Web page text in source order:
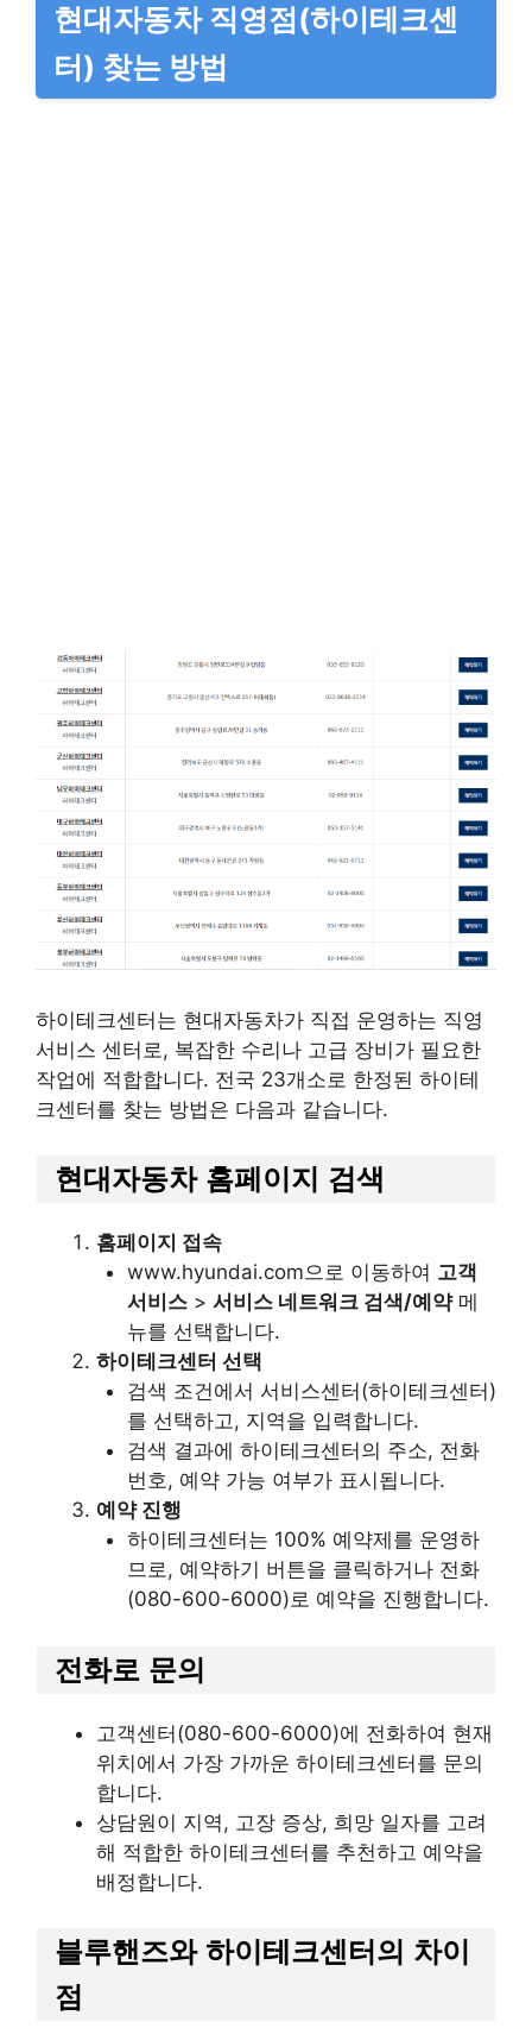
현대자동차 직영점(하이테크센
터) 찾는 방법
하이테크센터는 현대자동차가 직접 운영하는 직영
서비스 센터로, 복잡한 수리나 고급 장비가 필요한
작업에 적합합니다. 전국 23개소로 한정된 하이테
크센터를 찾는 방법은 다음과 같습니다.
현대자동차 홈페이지 검색
홈페이지 접속
www.hyundai.com으로 이동하여 고객
서비스> 서비스 네트워크 검색/예약메
뉴를 선택합니다.
하이테크센터 선택
검색 조건에서 서비스센터(하이테크센터)
를 선택하고, 지역을 입력합니다.
검색 결과에 하이테크센터의 주소, 전화
번호, 예약 가능 여부가 표시됩니다.
예약 진행
하이테크센터는 100% 예약제를 운영하
므로, 예약하기 버튼을 클릭하거나 전화
(080-600-6000)로 예약을 진행합니다.
전화로 문의
고객센터(080-600-6000)에 전화하여 현재
위치에서 가장 가까운 하이테크센터를 문의
합니다.
상담원이 지역, 고장 증상, 희망 일자를 고려
해 적합한 하이테크센터를 추천하고 예약을
배정합니다.
블루핸즈와 하이테크센터의 차이
점